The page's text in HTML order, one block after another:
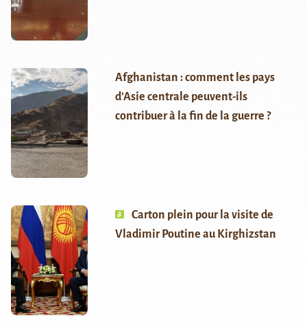
Afghanistan : comment les pays
d’Asie centrale peuvent-ils
contribuer à la fin de la guerre ?
Carton plein pour la visite de
Vladimir Poutine au Kirghizstan